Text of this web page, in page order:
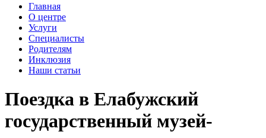
Главная
О центре
Услуги
Специалисты
Родителям
Инклюзия
Наши статьи
Поездка в Елабужский
государственный музей-